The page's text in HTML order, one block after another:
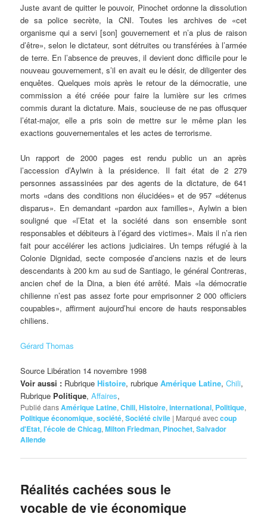
Juste avant de quitter le pouvoir, Pinochet ordonne la dissolution
de sa police secrète, la CNI. Toutes les archives de «cet
organisme qui a servi [son] gouvernement et n’a plus de raison
d’être», selon le dictateur, sont détruites ou transférées à l’armée
de terre. En l’absence de preuves, il devient donc difficile pour le
nouveau gouvernement, s’il en avait eu le désir, de diligenter des
enquêtes. Quelques mois après le retour de la démocratie, une
commission a été créée pour faire la lumière sur les crimes
commis durant la dictature. Mais, soucieuse de ne pas offusquer
l’état-major, elle a pris soin de mettre sur le même plan les
exactions gouvernementales et les actes de terrorisme.
Un rapport de 2000 pages est rendu public un an après
l’accession d’Aylwin à la présidence. Il fait état de 2 279
personnes assassinées par des agents de la dictature, de 641
morts «dans des conditions non élucidées» et de 957 «détenus
disparus». En demandant «pardon aux familles», Aylwin a bien
souligné que «l’Etat et la société dans son ensemble sont
responsables et débiteurs à l’égard des victimes». Mais il n’a rien
fait pour accélérer les actions judiciaires. Un temps réfugié à la
Colonie Dignidad, secte composée d’anciens nazis et de leurs
descendants à 200 km au sud de Santiago, le général Contreras,
ancien chef de la Dina, a bien été arrêté. Mais «la démocratie
chilienne n’est pas assez forte pour emprisonner 2 000 officiers
coupables», affirment aujourd’hui encore de hauts responsables
chiliens.
Gérard Thomas
Source Libération 14 novembre 1998
Voir aussi : RubriqueHistoire, rubriqueAmérique Latine,Chili,
Rubrique Politique,Affaires,
Publié dansAmérique Latine,Chili,Histoire,international, Politique,
Politique économique,société,Société civile | Marqué aveccoup
d'Etat,l'école de Chicag,Milton Friedman, Pinochet,Salvador
Allende
Réalités cachées sous le
vocable de vie économique